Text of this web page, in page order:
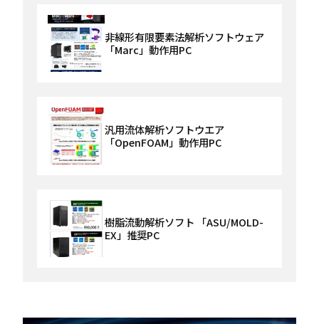
非線形有限要素法解析ソフトウェア
「Marc」動作用PC
汎用流体解析ソフトウエア
「OpenFOAM」動作用PC
樹脂流動解析ソフト 「ASU/MOLD-
EX」推奨PC